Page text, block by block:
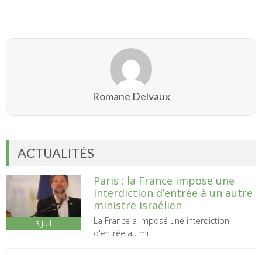
Romane Delvaux
ACTUALITÉS
3 Juil
Paris : la France impose une
interdiction d’entrée à un autre
ministre israélien
La France a imposé une interdiction
d'entrée au mi...